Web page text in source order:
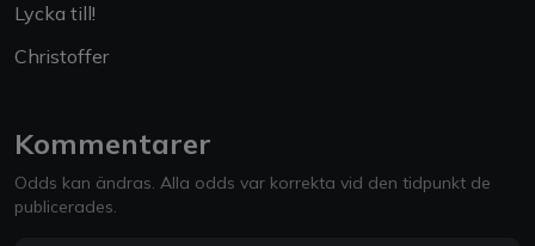
Lycka till!
Christoffer
Kommentarer
Odds kan ändras. Alla odds var korrekta vid den tidpunkt de
publicerades.